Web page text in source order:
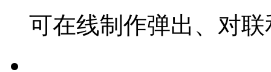
可在线制作弹出、对